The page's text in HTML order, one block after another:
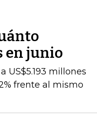
en junio
US$5.193 millones
frente al mismo